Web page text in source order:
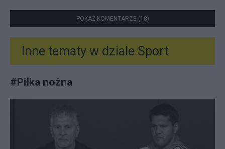
POKAŻ KOMENTARZE (18)
Inne tematy w dziale Sport
#Piłka nożna